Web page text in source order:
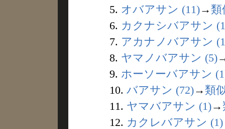
5. オバアサン (11)→ 類
6. カクナシバアサン
7. アカナノバアサン
8. ヤマノバアサン (5)
9. ホーソーバアサン
10. バアサン (72)→ 類
11. ヤマバアサン (1)→
12. カクレバアサン (1)